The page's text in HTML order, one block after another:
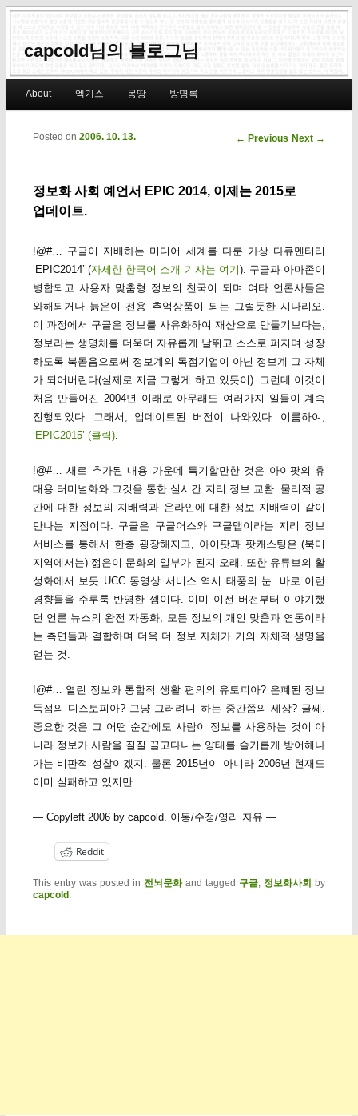
capcold님의 블로그님
Skip to primary content
Skip to secondary content
About 엑기스 몽땅 방명록
Post navigation
← Previous Next →
정보화 사회 예언서 EPIC 2014, 이제는 2015로
업데이트.
Posted on 2006. 10. 13.
!@#… 구글이 지배하는 미디어 세계를 다룬 가상 다큐멘터리
‘EPIC2014’ (자세한 한국어 소개 기사는 여기). 구글과 아마존이
병합되고 사용자 맞춤형 정보의 천국이 되며 여타 언론사들은
와해되거나 늙은이 전용 추억상품이 되는 그럴듯한 시나리오.
이 과정에서 구글은 정보를 사유화하여 재산으로 만들기보다는,
정보라는 생명체를 더욱더 자유롭게 날뛰고 스스로 퍼지며 성장
하도록 북돋음으로써 정보계의 독점기업이 아닌 정보계 그 자체
가 되어버린다(실제로 지금 그렇게 하고 있듯이). 그런데 이것이
처음 만들어진 2004년 이래로 아무래도 여러가지 일들이 계속
진행되었다. 그래서, 업데이트된 버전이 나와있다. 이름하여,
‘EPIC2015’ (클릭).
!@#… 새로 추가된 내용 가운데 특기할만한 것은 아이팟의 휴
대용 터미널화와 그것을 통한 실시간 지리 정보 교환. 물리적 공
간에 대한 정보의 지배력과 온라인에 대한 정보 지배력이 같이
만나는 지점이다. 구글은 구글어스와 구글맵이라는 지리 정보
서비스를 통해서 한층 굉장해지고, 아이팟과 팟캐스팅은 (북미
지역에서는) 젊은이 문화의 일부가 된지 오래. 또한 유튜브의 활
성화에서 보듯 UCC 동영상 서비스 역시 태풍의 눈. 바로 이런
경향들을 주루룩 반영한 셈이다. 이미 이전 버전부터 이야기했
던 언론 뉴스의 완전 자동화, 모든 정보의 개인 맞춤과 연동이라
는 측면들과 결합하며 더욱 더 정보 자체가 거의 자체적 생명을
얻는 것.
!@#… 열린 정보와 통합적 생활 편의의 유토피아? 은폐된 정보
독점의 디스토피아? 그냥 그러려니 하는 중간쯤의 세상? 글쎄.
중요한 것은 그 어떤 순간에도 사람이 정보를 사용하는 것이 아
니라 정보가 사람을 질질 끌고다니는 양태를 슬기롭게 방어해나
가는 비판적 성찰이겠지. 물론 2015년이 아니라 2006년 현재도
이미 실패하고 있지만.
— Copyleft 2006 by capcold. 이동/수정/영리 자유 —
Reddit
This entry was posted in 전뇌문화and tagged 구글, 정보화사회 by
capcold .